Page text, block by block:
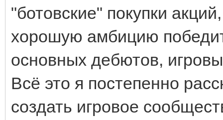
"ботовские" покупки
хорошую амбицию
основных дебютов,
Всё это я постепенно
создать игровое